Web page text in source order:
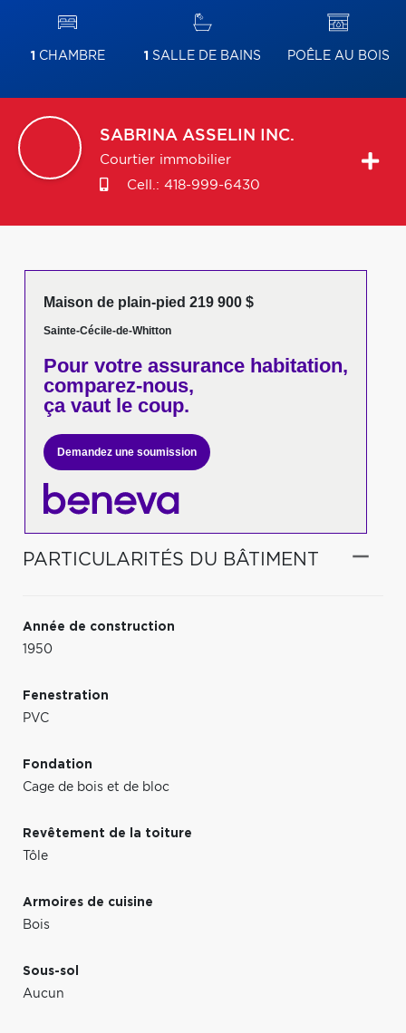
1 CHAMBRE 1 SALLE DE BAINS POÊLE AU BOIS
SABRINA ASSELIN INC.
Courtier immobilier
Cell.: 418-999-6430
Maison de plain-pied 219 900 $
Sainte-Cécile-de-Whitton
Pour votreassurance habitation,
comparez-nous,
ça vaut le coup.
Demandez une soumission
PARTICULARITÉS DU BÂTIMENT
Année de construction
1950
Fenestration
PVC
Fondation
Cage de bois et de bloc
Revêtement de la toiture
Tôle
Armoires de cuisine
Bois
Sous-sol
Aucun